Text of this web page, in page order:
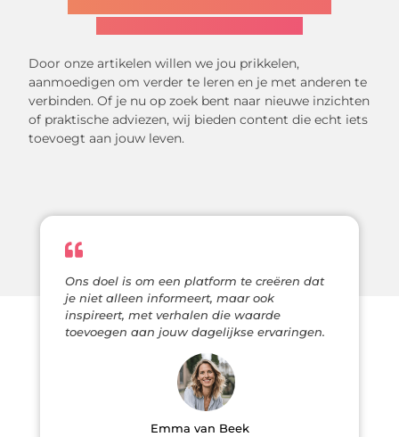
Door onze artikelen willen we jou prikkelen,
aanmoedigen om verder te leren en je met anderen te
verbinden. Of je nu op zoek bent naar nieuwe inzichten
of praktische adviezen, wij bieden content die echt iets
toevoegt aan jouw leven.
Ons doel is om een platform te creëren dat
je niet alleen informeert, maar ook
inspireert, met verhalen die waarde
toevoegen aan jouw dagelijkse ervaringen.
Emma van Beek